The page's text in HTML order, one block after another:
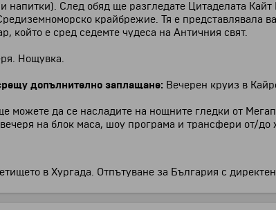
напитки). След обяд ще разгледате Цитаделата
крайбрежие. Тя е представлявала
който е сред седемте чудеса на Античния свят.
Нощувка.
допълнително заплащане: Вечерен круиз в
можете да се насладите на нощните гледки от
на блок маса, шоу програма и трансфери от/до
в Хургада. Отпътуване за България с